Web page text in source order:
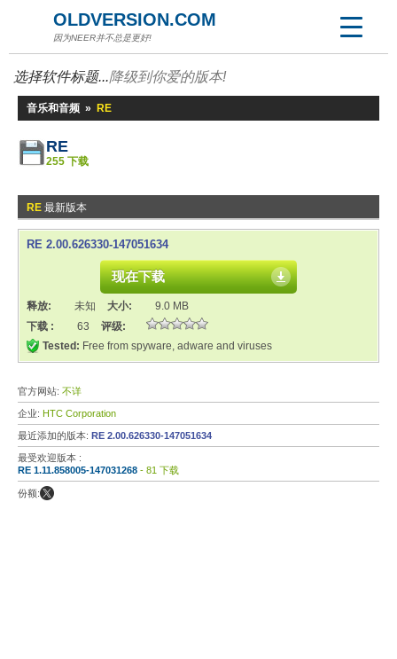
OLDVERSION.COM
因为NEER并不总是更好!
选择软件标题...降级到你爱的版本!
音乐和音频 » RE
RE
255 下载
RE 最新版本
RE 2.00.626330-147051634
现在下载
释放: 未知 大小:
9.0 MB
下载 :
63
评级:
Tested: Free from spyware, adware and viruses
官方网站: 不详
企业: HTC Corporation
最近添加的版本: RE 2.00.626330-147051634
最受欢迎版本 :
RE 1.11.858005-147031268 - 81 下载
份额: